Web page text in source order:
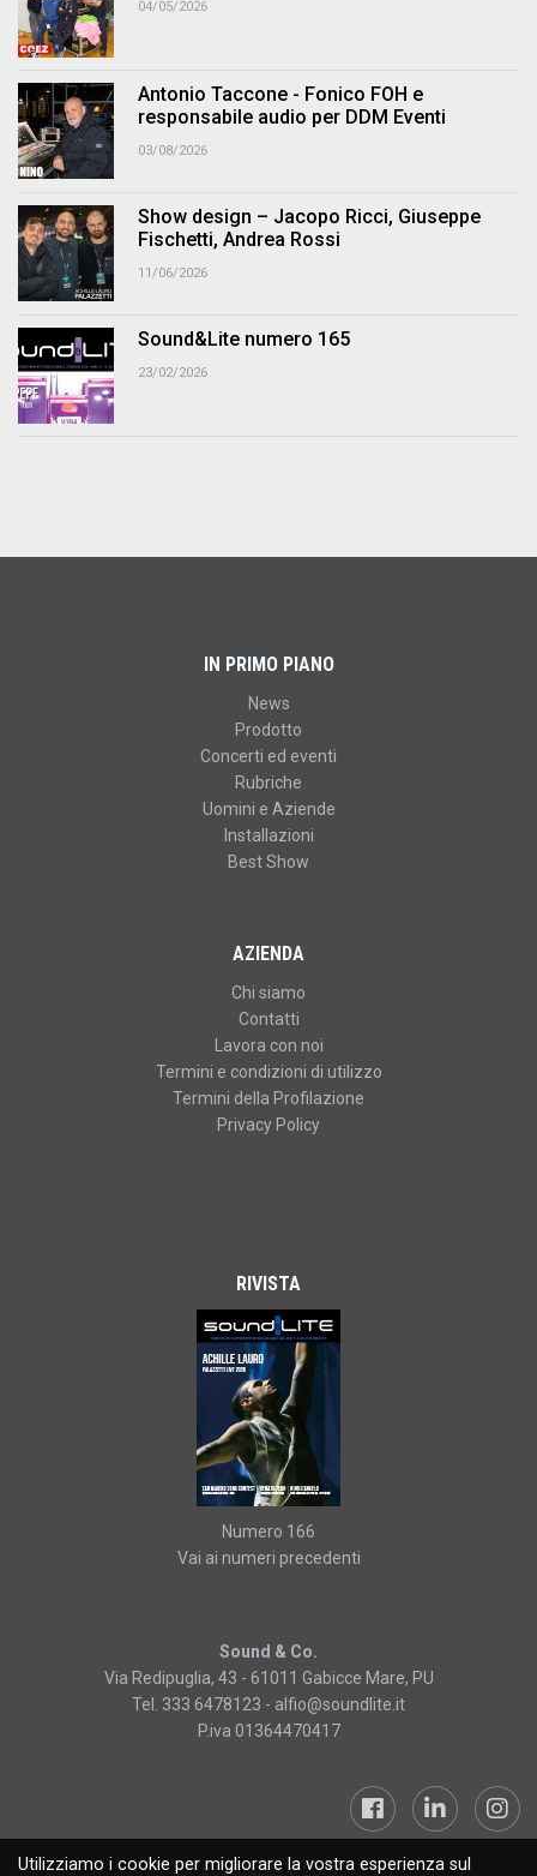
Utilizziamo i cookie per migliorare la vostra esperienza sul
04/05/2026
Antonio Taccone - Fonico FOH e
responsabile audio per DDM Eventi
03/08/2026
Show design – Jacopo Ricci, Giuseppe
Fischetti, Andrea Rossi
11/06/2026
Sound&Lite numero 165
23/02/2026
IN PRIMO PIANO
News
Prodotto
Concerti ed eventi
Rubriche
Uomini e Aziende
Installazioni
Best Show
AZIENDA
Chi siamo
Contatti
Lavora con noi
Termini e condizioni di utilizzo
Termini della Profilazione
Privacy Policy
RIVISTA
Numero 166
Vai ai numeri precedenti
Sound & Co.
Via Redipuglia, 43 - 61011 Gabicce Mare, PU
Tel. 333 6478123 - alfio@soundlite.it
P.iva 01364470417
Sound&Lite © 2019